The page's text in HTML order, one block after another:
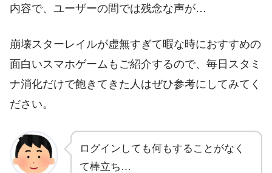
内容で、ユーザーの間では残念な声が…
崩壊スターレイルが虚無すぎて暇な時におすすめの
面白いスマホゲームもご紹介するので、毎日スタミ
ナ消化だけで飽きてきた人はぜひ参考にしてみてく
ださい。
ログインしても何もすることがなく
て棒立ち…